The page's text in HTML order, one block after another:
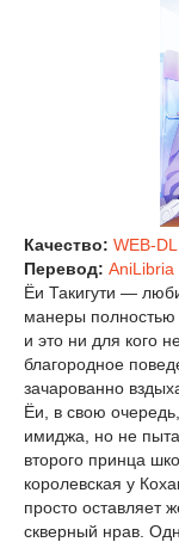
Качество: WEB-
Перевод: AniLibria
Ёи Такигути —
манеры полностью
и это ни для кого
благородное
зачарованно
Ёи, в свою
имиджа, но не
второго принца
королевская у
просто оставляет
скверный нрав.